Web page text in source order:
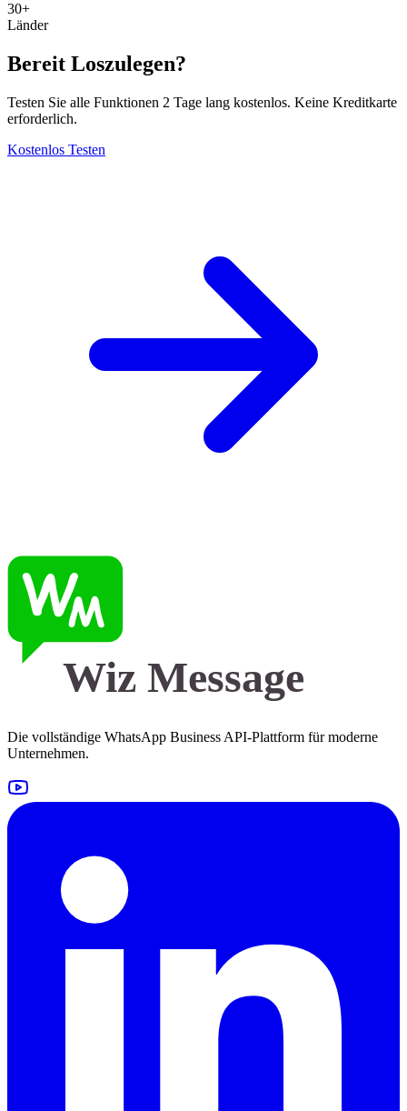
30+
Länder
Bereit Loszulegen?
Testen Sie alle Funktionen 2 Tage lang kostenlos. Keine Kreditkarte
erforderlich.
Kostenlos Testen
Wiz Message
Die vollständige WhatsApp Business API-Plattform für moderne
Unternehmen.